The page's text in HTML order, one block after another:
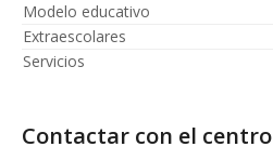
Modelo educativo
Extraescolares
Servicios
Contactar con el centro